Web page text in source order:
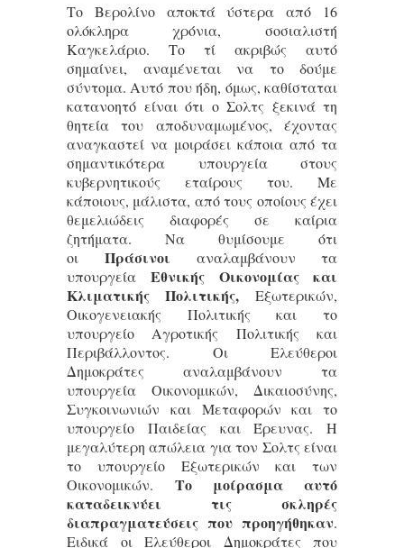
Το Βερολίνο αποκτά ύστερα από 16
ολόκληρα χρόνια, σοσιαλιστή
Καγκελάριο. Το τί ακριβώς αυτό
σημαίνει, αναμένεται να το δούμε
σύντομα. Αυτό που ήδη, όμως, καθίσταται
κατανοητό είναι ότι ο Σολτς ξεκινά τη
θητεία του αποδυναμωμένος, έχοντας
αναγκαστεί να μοιράσει κάποια από τα
σημαντικότερα υπουργεία στους
κυβερνητικούς εταίρους του. Με
κάποιους, μάλιστα, από τους οποίους έχει
θεμελιώδεις διαφορές σε καίρια
ζητήματα. Να θυμίσουμε ότι
οι Πράσινοι αναλαμβάνουν τα
υπουργεία Εθνικής Οικονομίας και
Κλιματικής Πολιτικής, Εξωτερικών,
Οικογενειακής Πολιτικής και το
υπουργείο Αγροτικής Πολιτικής και
Περιβάλλοντος. Οι Ελεύθεροι
Δημοκράτες αναλαμβάνουν τα
υπουργεία Οικονομικών, Δικαιοσύνης,
Συγκοινωνιών και Μεταφορών και το
υπουργείο Παιδείας και Έρευνας. Η
μεγαλύτερη απώλεια για τον Σολτς είναι
το υπουργείο Εξωτερικών και των
Οικονομικών. Το μοίρασμα αυτό
καταδεικνύει τις σκληρές
διαπραγματεύσεις που προηγήθηκαν.
Ειδικά οι Ελεύθεροι Δημοκράτες που